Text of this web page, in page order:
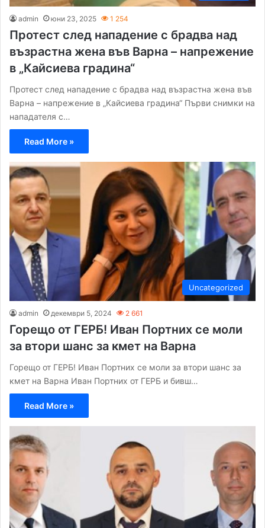
admin юни 23, 2025 1 254
Протест след нападение с брадва над
възрастна жена във Варна – напрежение
в „Кайсиева градина“
Протест след нападение с брадва над възрастна жена във
Варна – напрежение в „Кайсиева градина“ Първи снимки на
нападателя с…
Read More »
Uncategorized
admin декември 5, 2024 2 661
Горещо от ГЕРБ! Иван Портних се моли
за втори шанс за кмет на Варна
Горещо от ГЕРБ! Иван Портних се моли за втори шанс за
кмет на Варна Иван Портних от ГЕРБ и бивш…
Read More »